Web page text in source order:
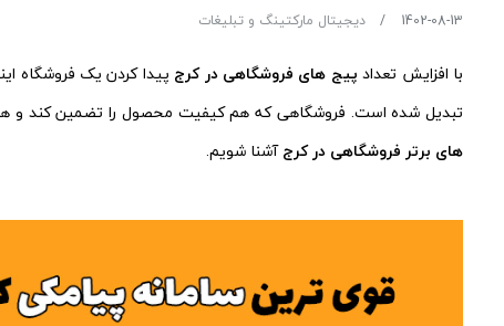
1402-08-13 دیجیتال مارکتینگ و تبلیغات
با افزایش تعداد پیج های فروشگاهی در کرج پیدا کردن یک فروشگاه
تبدیل شده است. فروشگاهی که هم کیفیت محصول را تضمین کند و هم
های برتر فروشگاهی در کرجآشنا شویم.